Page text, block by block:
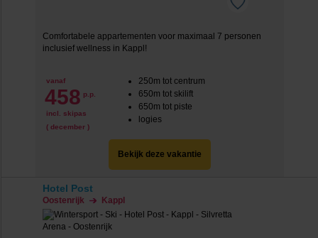
Comfortabele appartementen voor maximaal 7 personen
inclusief wellness in Kappl!
vanaf
458 p.p.
incl. skipas
( december )
250m tot centrum
650m tot skilift
650m tot piste
logies
Bekijk deze vakantie
Hotel Post
Oostenrijk Kappl